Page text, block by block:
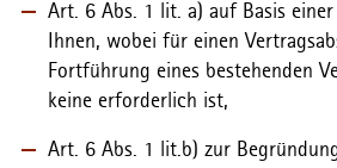
Art. 6 Abs. 1 lit. a) auf Basis
Ihnen, wobei für einen
Fortführung eines bestehenden
keine erforderlich ist,
Art. 6 Abs. 1 lit.b) zur